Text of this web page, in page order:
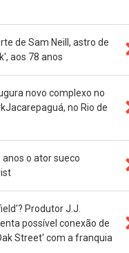
de Sam Neill, astro de
aos 78 anos
novo complexo no
no Rio de
anos o ator sueco
Produtor J.J.
possível conexão de
Street' com a franquia